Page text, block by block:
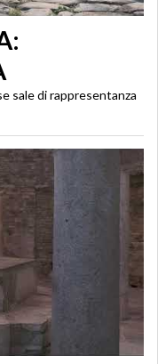
sale di rappresentanza